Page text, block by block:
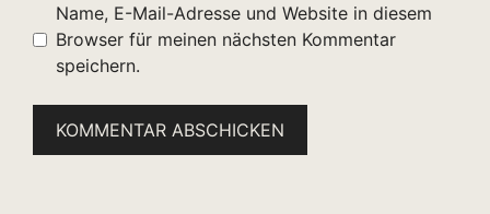
Name, E-Mail-Adresse und Website in diesem
Browser für meinen nächsten Kommentar
speichern.